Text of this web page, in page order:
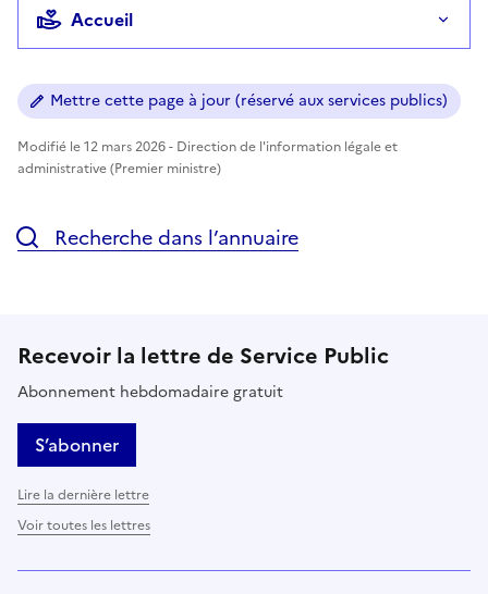
Accueil
Mettre cette page à jour (réservé aux services publics)
Modifié le 12 mars 2026 - Direction de l'information légale et
administrative (Premier ministre)
Recherche dans l’annuaire
Recevoir la lettre de Service Public
Abonnement hebdomadaire gratuit
S’abonner
Lire la dernière lettre
Voir toutes les lettres